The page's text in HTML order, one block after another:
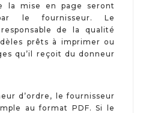
la mise en page seront
le fournisseur. Le
de la qualité
prêts à imprimer ou
qu’il reçoit du donneur
d’ordre, le fournisseur
au format PDF.Si le